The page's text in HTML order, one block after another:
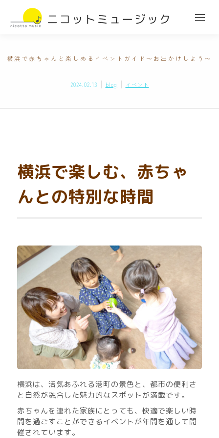
横浜で赤ちゃんと楽しめるイベントガイド〜お出かけしよう〜
2024.02.13 blog イベント
横浜で楽しむ、赤ちゃ
んとの特別な時間
横浜は、活気あふれる港町の景色と、都市の便利さ
と自然が融合した魅力的なスポットが満載です。
赤ちゃんを連れた家族にとっても、快適で楽しい時
間を過ごすことができるイベントが年間を通して開
催されています。